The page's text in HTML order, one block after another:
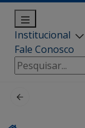
Institucional
Fale Conosco
Pesquisar
por: